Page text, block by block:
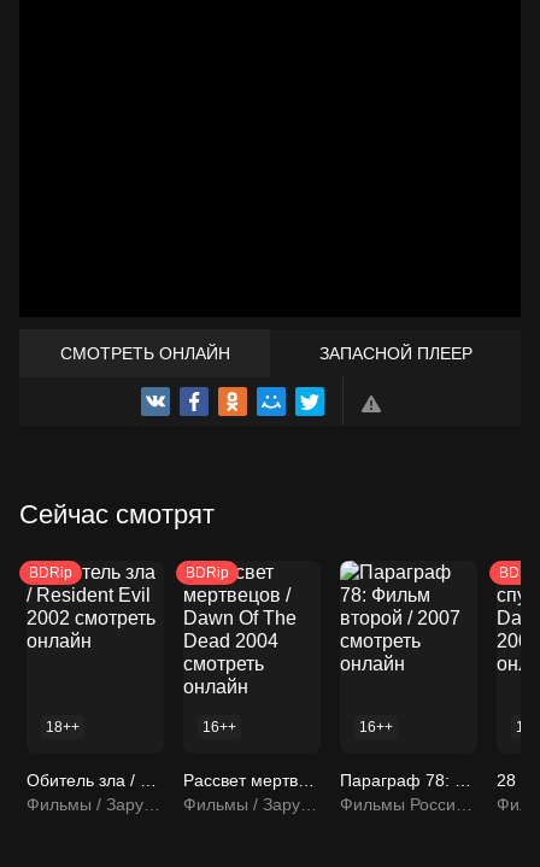
СМОТРЕТЬ ОНЛАЙН ЗАПАСНОЙ ПЛЕЕР
ТРЕЙЛЕР
Сейчас смотрят
BDRip
18++
BDRip
16++ 16++